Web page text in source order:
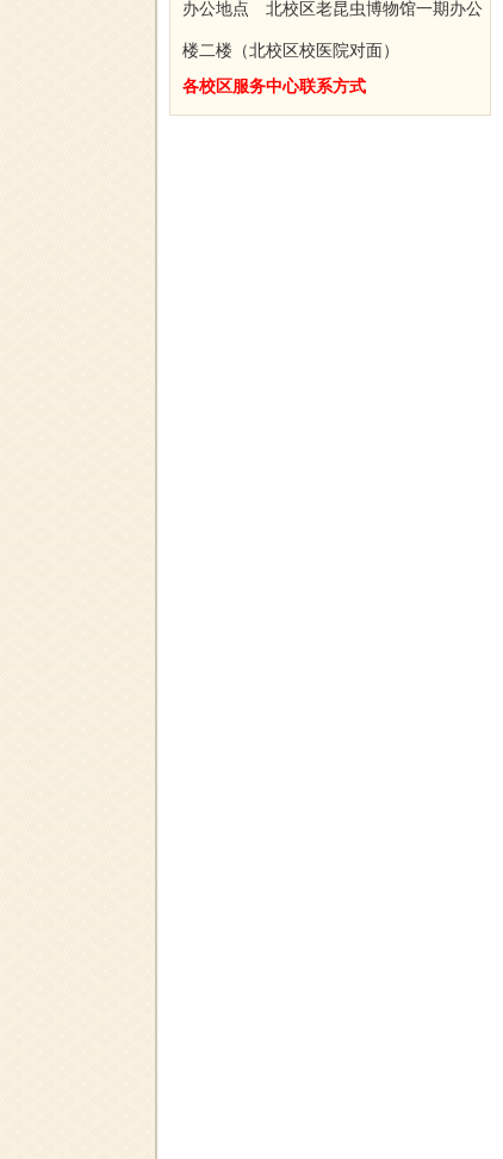
办公地点 北校区老昆虫博物馆一期办公
楼二楼（北校区校医院对面）
各校区服务中心联系方式